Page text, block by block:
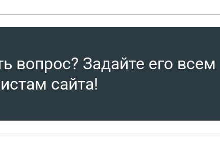
вопрос? Задайте его всем
сайта!